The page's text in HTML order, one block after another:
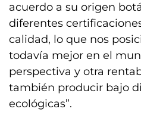
acuerdo a su origen
diferentes
calidad, lo que nos
todavía mejor en el
perspectiva y otra
también producir bajo
ecológicas”.